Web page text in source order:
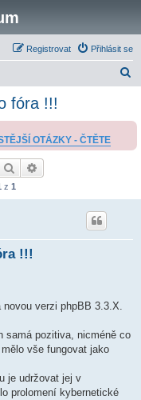
Přihlásit se
Registrovat
a
fóra !!!
OTÁZKY - ČTĚTE
Hledat
z 1
!!!
verzi phpBB 3.3.X.
samá pozitiva, nicméně co
vše fungovat jako
je udržovat jej v
prolomení kybernetické